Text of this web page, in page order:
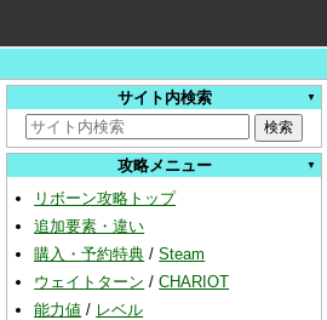
サイト内検索
攻略メニュー
リボーン攻略トップ
追加要素・違い
購入・予約特典 /Steam
ウェイトターン /CHARIOT
能力値 / レベル